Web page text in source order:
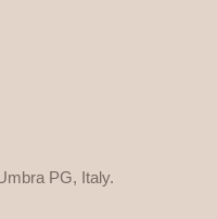
PG, Italy.